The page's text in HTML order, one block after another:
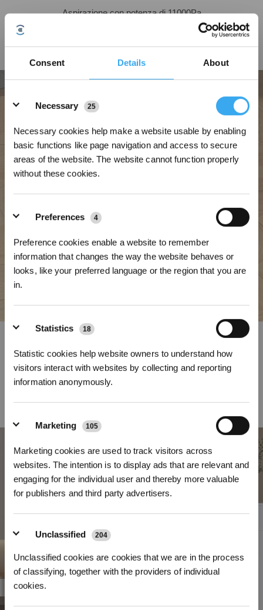
Consent Details About
Necessary
25
Necessary cookies help make a website usable by enabling
basic functions like page navigation and access to secure
areas of the website. The website cannot function properly
without these cookies.
Preferences 4
Preference cookies enable a website to remember
information that changes the way the website behaves or
looks, like your preferred language or the region that you are
in.
Statistics 18
Statistic cookies help website owners to understand how
visitors interact with websites by collecting and reporting
information anonymously.
Marketing 105
Marketing cookies are used to track visitors across
websites. The intention is to display ads that are relevant and
engaging for the individual user and thereby more valuable
for publishers and third party advertisers.
Unclassified 204
Unclassified cookies are cookies that we are in the process
of classifying, together with the providers of individual
cookies.
Aspirazione con potenza di 11000Pa
Grazie a un nuovissimo motore ad alta velocità e a un design dei condotti
precedenti.
OZMO TURBO 2.0 e Ricarica automatica del serbatoio piccolo
DEEBOT T30S offre una pulizia superiore grazie a OZMO TURBO 2.0 e alla
Ricarica automatica del serbatoio piccolo. La tecnologia di pulizia assicura
una potente rimozione delle macchie, mentre il serbatoio dell'acqua a
controllo elettronico da 55 ml fornisce un rifornimento continuo di acqua per
una pulizia ottimale e scioglie le macchie più ostinate anche dopo 72 ore.
Iscriviti per vincere
*I nuovi iscritti possono utilizzare 3000 punti per ottenere uno sconto
di 30€ sul primo ordine quando il pagamento supera i 1000€.